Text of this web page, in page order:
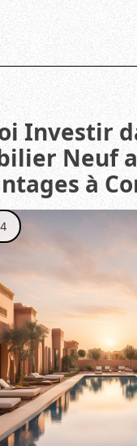
Investir
Neuf
à